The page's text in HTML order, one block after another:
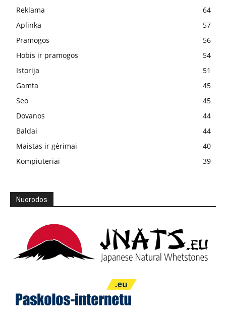
Reklama
64
Aplinka
57
Pramogos
56
Hobis ir pramogos
54
Istorija
51
Gamta
45
Seo
45
Dovanos
44
Baldai
44
Maistas ir gėrimai
40
Kompiuteriai
39
Nuorodos